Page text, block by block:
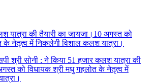
श्री सोनी : ने किया 51 हजार कलश यात्रा की
को विधायक श्री मधु गहलोत के नेतृत्व में